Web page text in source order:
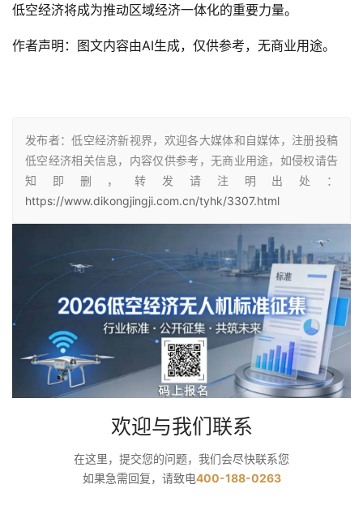
低空经济将成为推动区域经济一体化的重要力量。
作者声明：图文内容由AI生成，仅供参考，无商业用途。
发布者：低空经济新视界，欢迎各大媒体和自媒体，注册投稿
低空经济相关信息，内容仅供参考，无商业用途，如侵权请告
知即删，转发请注明出处：
https://www.dikongjingji.com.cn/tyhk/3307.html
欢迎与我们联系
在这里，提交您的问题，我们会尽快联系您
如果急需回复，请致电400-188-0263